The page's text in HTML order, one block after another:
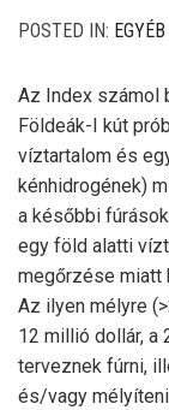
POSTED IN:
Az Index számol
Földeák-I kút
víztartalom és
kénhidrogének)
a későbbi
egy föld alatti
megőrzése miatt
Az ilyen mélyre
12 millió dollár, a
terveznek fúrni,
és/vagy